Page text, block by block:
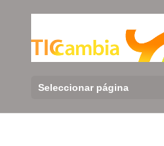
Seleccionar página